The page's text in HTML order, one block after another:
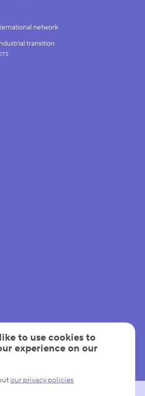
network
transition
to use cookies to
experience on our
our privacy policies